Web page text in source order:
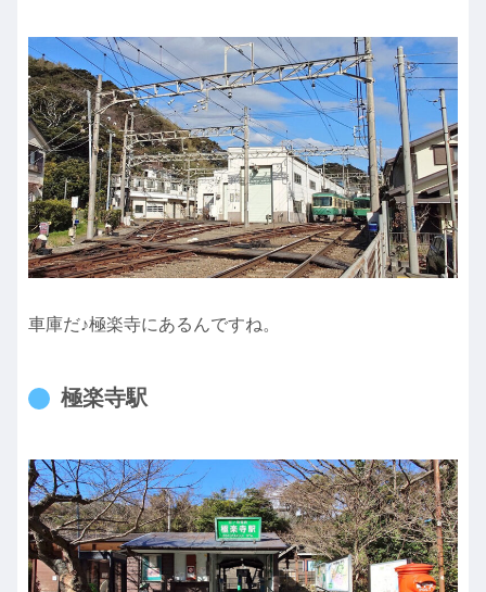
車庫だ♪極楽寺にあるんですね。
極楽寺駅